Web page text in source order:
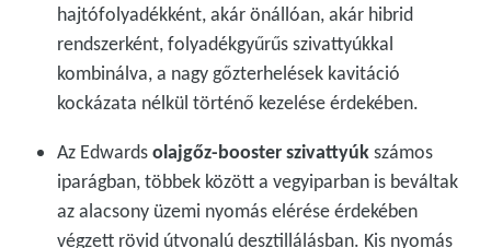
hajtófolyadékként, akár önállóan, akár hibrid
rendszerként, folyadékgyűrűs szivattyúkkal
kombinálva, a nagy gőzterhelések kavitáció
kockázata nélkül történő kezelése érdekében.
Az Edwardsolajgőz-booster szivattyúkszámos
iparágban, többek között a vegyiparban is beváltak
az alacsony üzemi nyomás elérése érdekében
végzett rövid útvonalú desztillálásban. Kis nyomás